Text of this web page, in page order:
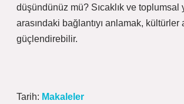
düşündünüz mü? Sıcaklık ve toplumsal
arasındaki bağlantıyı anlamak, kültürler
güçlendirebilir.
Tarih: Makaleler